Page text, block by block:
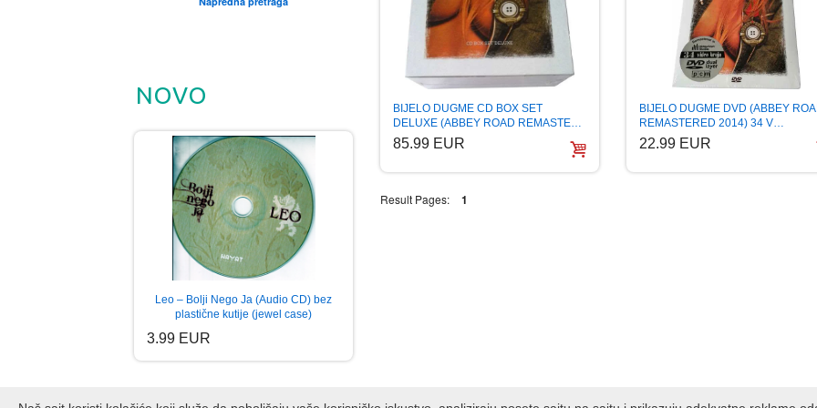
BIJELO DUGME CD BOX SET
DELUXE (ABBEY ROAD REMASTE…
85.99 EUR
BIJELO DUGME DVD (ABBEY
REMASTERED 2014) 34 V…
22.99 EUR
Result Pages: 1
NOVO
Leo – Bolji Nego Ja (Audio CD) bez
plastične kutije (jewel case)
3.99 EUR